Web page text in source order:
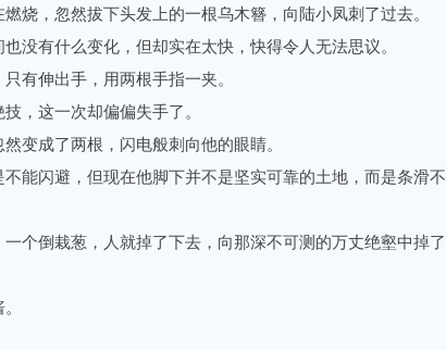
，忽然拔下头发上的一根乌木簪，向陆小凤刺了过去。
有什么变化，但却实在太快，快得令人无法思议。
伸出手，用两根手指一夹。
这一次却偏偏失手了。
成了两根，闪电般刺向他的眼睛。
闪避，但现在他脚下并不是坚实可靠的土地，而是条滑不
倒栽葱，人就掉了下去，向那深不可测的万丈绝壑中掉了